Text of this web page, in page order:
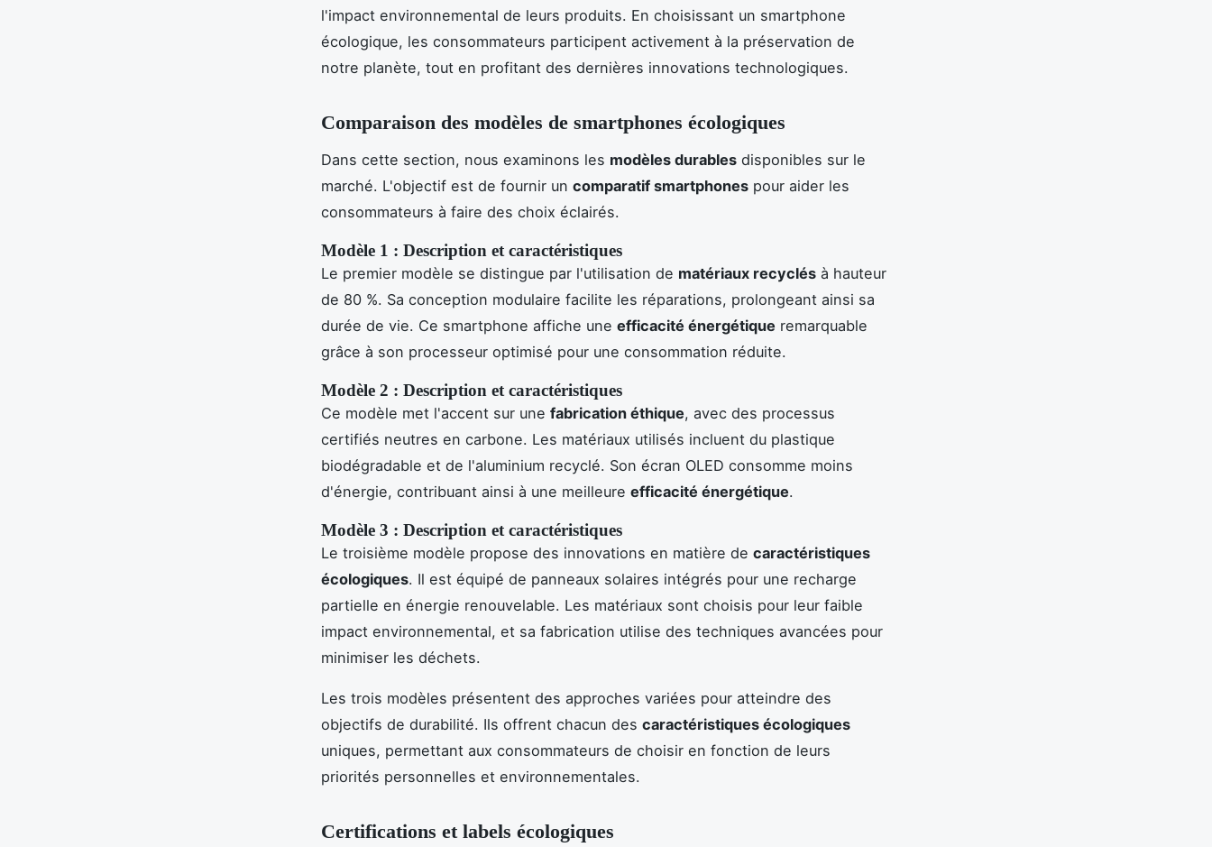
l'impact environnemental de leurs produits. En choisissant un smartphone
écologique, les consommateurs participent activement à la préservation de
notre planète, tout en profitant des dernières innovations technologiques.
Comparaison des modèles de smartphones écologiques
Dans cette section, nous examinons les modèles durables disponibles sur le
marché. L'objectif est de fournir un comparatif smartphones pour aider les
consommateurs à faire des choix éclairés.
Modèle 1 : Description et caractéristiques
Le premier modèle se distingue par l'utilisation de matériaux recyclés à hauteur
de 80 %. Sa conception modulaire facilite les réparations, prolongeant ainsi sa
durée de vie. Ce smartphone affiche une efficacité énergétique remarquable
grâce à son processeur optimisé pour une consommation réduite.
Modèle 2 : Description et caractéristiques
Ce modèle met l'accent sur une fabrication éthique, avec des processus
certifiés neutres en carbone. Les matériaux utilisés incluent du plastique
biodégradable et de l'aluminium recyclé. Son écran OLED consomme moins
d'énergie, contribuant ainsi à une meilleure efficacité énergétique.
Modèle 3 : Description et caractéristiques
Le troisième modèle propose des innovations en matière de caractéristiques
écologiques. Il est équipé de panneaux solaires intégrés pour une recharge
partielle en énergie renouvelable. Les matériaux sont choisis pour leur faible
impact environnemental, et sa fabrication utilise des techniques avancées pour
minimiser les déchets.
Les trois modèles présentent des approches variées pour atteindre des
objectifs de durabilité. Ils offrent chacun des caractéristiques écologiques
uniques, permettant aux consommateurs de choisir en fonction de leurs
priorités personnelles et environnementales.
Certifications et labels écologiques